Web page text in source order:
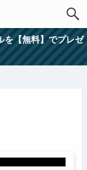
を【無料】でプレゼ